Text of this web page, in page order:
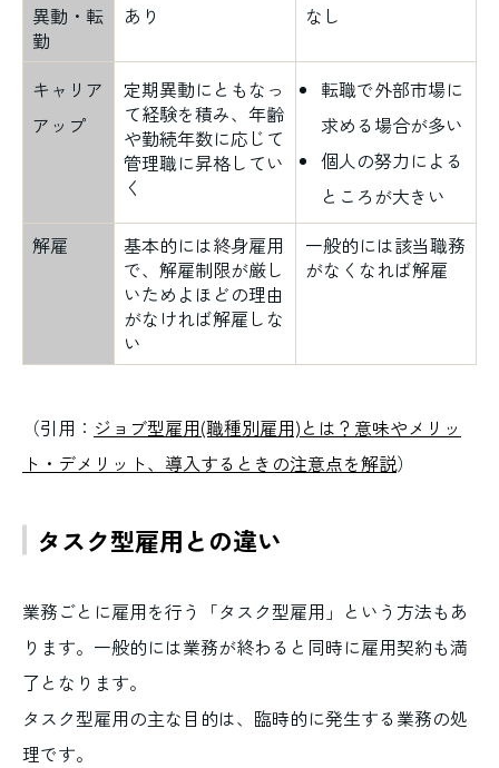
異動・転
勤
あり なし
キャリア
アップ
定期異動にともなっ
て経験を積み、年齢
や勤続年数に応じて
管理職に昇格してい
く
転職で外部市場に
求める場合が多い
個人の努力による
ところが大きい
解雇
基本的には終身雇用
で、解雇制限が厳し
いためよほどの理由
がなければ解雇しな
い
一般的には該当職務
がなくなれば解雇
（引用： ジョブ型雇用(職種別雇用)とは？意味やメリッ
ト・デメリット、導入するときの注意点を解説）
タスク型雇用との違い
業務ごとに雇用を行う「タスク型雇用」という方法もあ
ります。一般的には業務が終わると同時に雇用契約も満
了となります。
タスク型雇用の主な目的は、臨時的に発生する業務の処
理です。